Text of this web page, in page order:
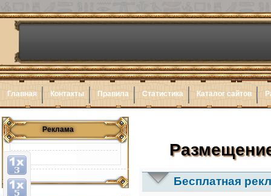
Главная Контакты Правила Статистика Каталог сайтов
Реклама
Бесплатная